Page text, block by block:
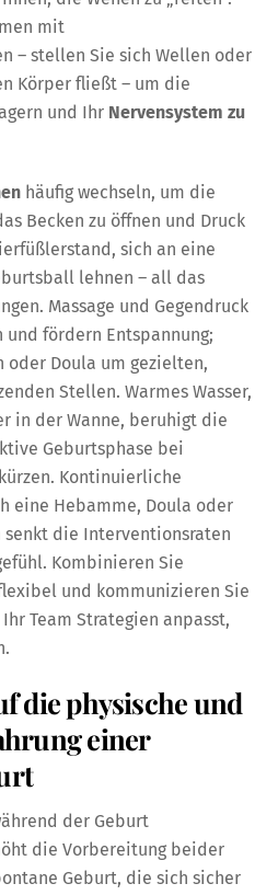
mit
– stellen Sie sich Wellen oder
Körper fließt – um die
und Ihr Nervensystem zu
häufig wechseln, um die
Becken zu öffnen und Druck
sich an eine
lehnen – all das
Massage und Gegendruck
und fördern Entspannung;
Doula um gezielten,
Stellen. Warmes Wasser,
in der Wanne, beruhigt die
Geburtsphase bei
Kontinuierliche
eine Hebamme, Doula oder
die Interventionsraten
Kombinieren Sie
und kommunizieren Sie
Team Strategien anpasst,
die physische und
einer
der Geburt
die Vorbereitung beider
Geburt, die sich sicher